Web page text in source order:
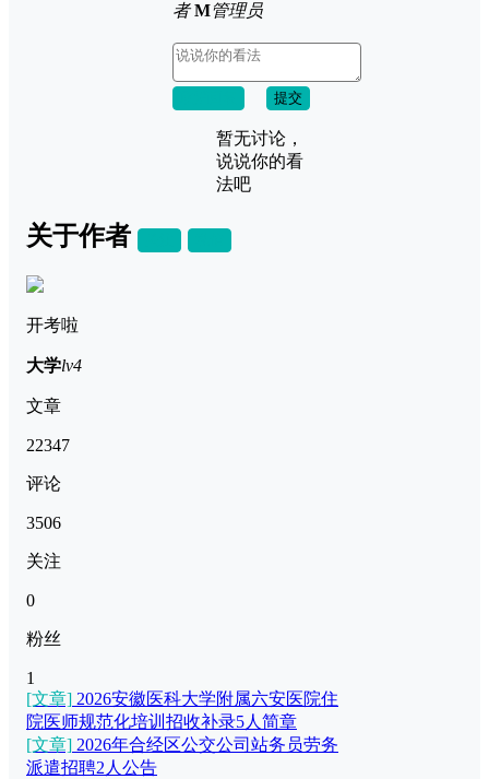
者 M管理员
提交
暂无讨论，
说说你的看
法吧
关于作者
开考啦
大学lv4
文章
22347
评论
3506
关注
0
粉丝
1
[文章] 2026安徽医科大学附属六安医院住
院医师规范化培训招收补录5人简章
[文章] 2026年合经区公交公司站务员劳务
派遣招聘2人公告